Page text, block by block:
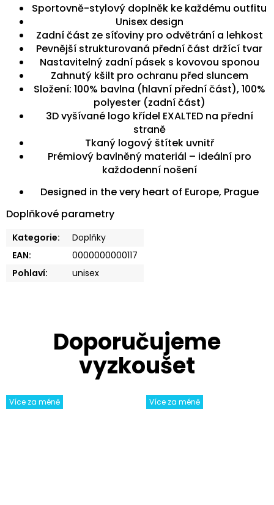
Více za méně Více za méně
Sportovně-stylový doplněk ke každému outfitu
Unisex design
Zadní část ze síťoviny pro odvětrání a lehkost
Pevnější strukturovaná přední část držící tvar
Nastavitelný zadní pásek s kovovou sponou
Zahnutý kšilt pro ochranu před sluncem
Složení: 100% bavlna (hlavní přední část), 100%
polyester (zadní část)
3D vyšívané logo křídel EXALTED na přední
straně
Tkaný logový štítek uvnitř
Prémiový bavlněný materiál – ideální pro
každodenní nošení
Designed in the very heart of Europe, Prague
Doplňkové parametry
Kategorie:
Doplňky
EAN:
0000000000117
Pohlaví: unisex